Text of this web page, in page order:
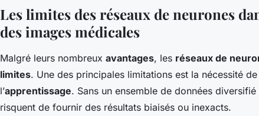
Les limites des réseaux de neurones
des images médicales
Malgré leurs nombreux avantages, les réseaux de
limites. Une des principales limitations est la nécessité de
l’apprentissage. Sans un ensemble de données
risquent de fournir des résultats biaisés ou inexacts.